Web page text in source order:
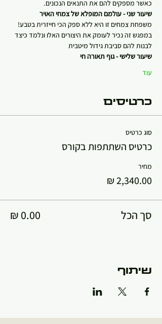
כאשר מספקים להם את התנאים הנכונים.
שיעור שני - עולמם המופלא של צמחי האויר
משפחת צמחים זו היא ללא ספק הכי חייזרית בטבע!
במפגש זה נכיר לעומק את היצורים האלו ונלמד כיצד
לבנות להם סביבת גידול מיטבית
שיעור שלישי - גוף תאורה חי
עוד
כרטיסים
סוג כרטיס
כרטיס השתתפות בקורס
מחיר
סך הכל
שיתוף